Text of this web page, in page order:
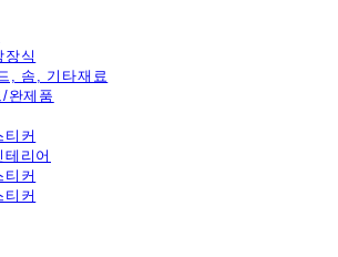
장식
, 솜, 기타재료
완제품
티커
테리어
티커
티커